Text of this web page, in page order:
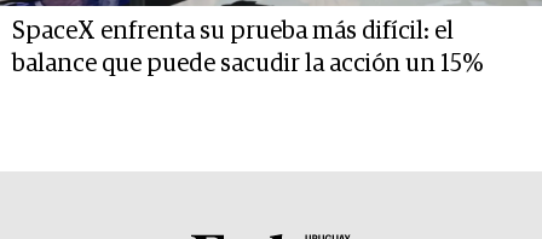
SpaceX enfrenta su prueba más difícil: el
balance que puede sacudir la acción un 15%